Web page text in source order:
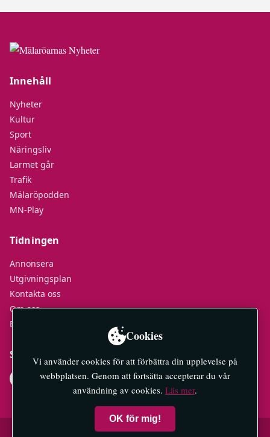
Innehåll
Nyheter
Kultur
Sport
Näringsliv
Larmet går
Trafik
Mälaröpodden
MN-Play
Tidningen
Annonsera
Utgivningsplan
Kontakta oss
Om oss
E-tidningar
Socialt
© 2026 Mälaröarnas Nyheter — All rights reserved.
Cookies
Vi använder cookies för att förbättra din upplevelse på
webbplatsen. Genom att fortsätta accepterar du vår
användning av cookies. Läs mer.
OK för mig!